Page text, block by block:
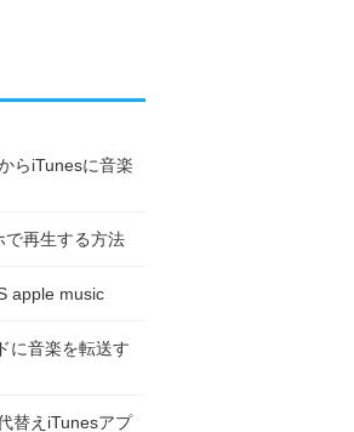
らiTunesに音楽
で再生する方法
apple music
に音楽を転送す
替えiTunesアプ